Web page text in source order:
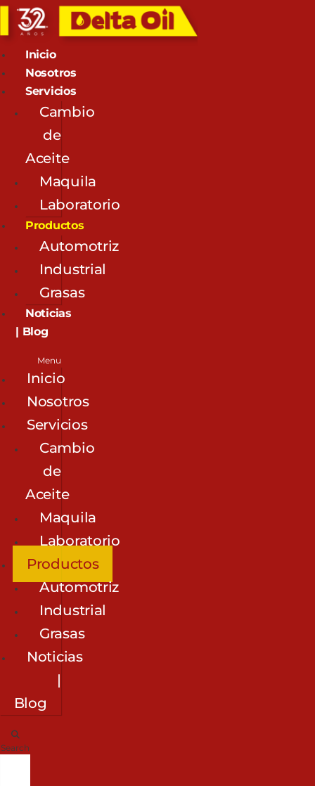
Inicio
Nosotros
Servicios
Cambio
de
Aceite
Maquila
Laboratorio
Productos
Automotriz
Industrial
Grasas
Noticias
| Blog
Menu
Inicio
Nosotros
Servicios
Cambio
de
Aceite
Maquila
Laboratorio
Productos
Automotriz
Industrial
Grasas
Noticias
|
Blog
Search